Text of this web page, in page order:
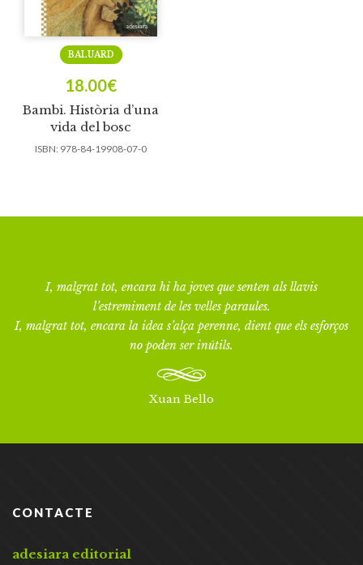
Bambi. Història d’una
vida del bosc
BALUARD
18.00€
ISBN: 978-84-19908-07-0
I, malgrat tot, encara hi ha joves que senten als llavis
l’estremiment de les velles paraules.
I, malgrat tot, encara la idea s’alça perenne, dient que els esforços
no poden ser inútils.
Xuan Bello
CONTACTE
adesiara editorial